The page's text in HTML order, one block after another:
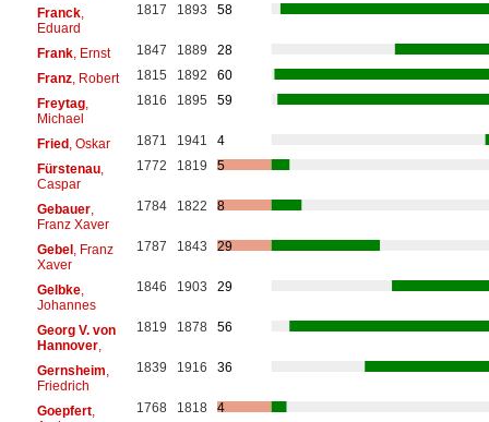
Franck,
Eduard
1817 1893 58
Frank, Ernst 1847 1889
28
Franz, Robert 1815 1892
60
Freytag,
Michael
1816 1895 59
Fried, Oskar 1871 1941
4
Fürstenau,
Caspar
1772 1819 5
Gebauer,
Franz Xaver
1784 1822 8
Gebel, Franz
Xaver
1787 1843 29
Gelbke,
Johannes
1846 1903 29
Georg V. von
Hannover,
1819 1878 56
Gernsheim
Friedrich
1839 1916 36
Goepfert,
1768 1818 4